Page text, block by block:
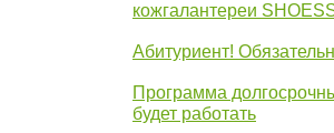
кожгалантереи
Абитуриент!
Программа
будет работать